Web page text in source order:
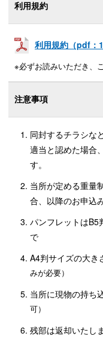
利用規約
利用規約（pdf：
必ずお読みいただき、
注意事項
同封するチラシな
適当と認めた場合
す。
当所が定める重量
合、以降のお申込
パンフレットはB5
で
A4判サイズの大き
みが必要）
当所に現物の持ち
可）
残部は返却いたし